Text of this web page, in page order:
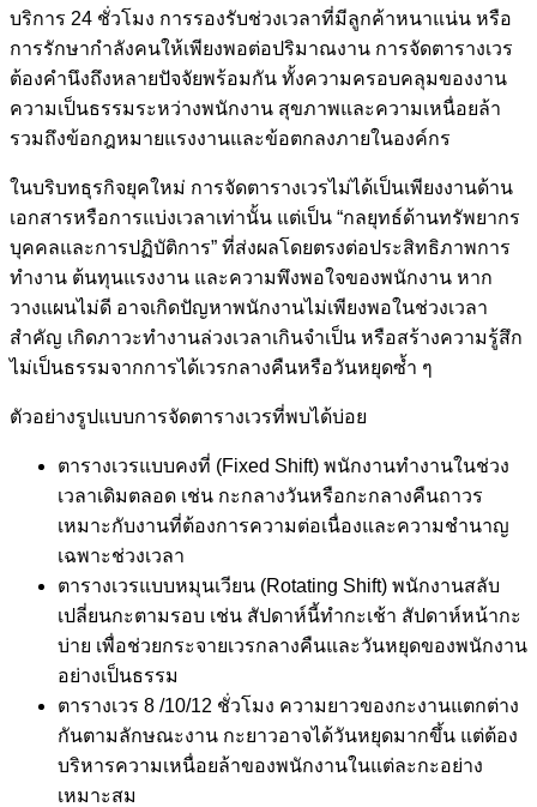
บริการ 24 ชั่วโมง การรองรับช่วงเวลาที่มีลูกค้าหนาแน่น หรือ
การรักษากำลังคนให้เพียงพอต่อปริมาณงาน การจัดตารางเวร
ต้องคำนึงถึงหลายปัจจัยพร้อมกัน ทั้งความครอบคลุมของงาน
ความเป็นธรรมระหว่างพนักงาน สุขภาพและความเหนื่อยล้า
รวมถึงข้อกฎหมายแรงงานและข้อตกลงภายในองค์กร
ในบริบทธุรกิจยุคใหม่ การจัดตารางเวรไม่ได้เป็นเพียงงานด้าน
เอกสารหรือการแบ่งเวลาเท่านั้น แต่เป็น “กลยุทธ์ด้านทรัพยากร
บุคคลและการปฏิบัติการ” ที่ส่งผลโดยตรงต่อประสิทธิภาพการ
ทำงาน ต้นทุนแรงงาน และความพึงพอใจของพนักงาน หาก
วางแผนไม่ดี อาจเกิดปัญหาพนักงานไม่เพียงพอในช่วงเวลา
สำคัญ เกิดภาวะทำงานล่วงเวลาเกินจำเป็น หรือสร้างความรู้สึก
ไม่เป็นธรรมจากการได้เวรกลางคืนหรือวันหยุดซ้ำ ๆ
ตัวอย่างรูปแบบการจัดตารางเวรที่พบได้บ่อย
ตารางเวรแบบคงที่ (Fixed Shift) พนักงานทำงานในช่วง
เวลาเดิมตลอด เช่น กะกลางวันหรือกะกลางคืนถาวร
เหมาะกับงานที่ต้องการความต่อเนื่องและความชำนาญ
เฉพาะช่วงเวลา
ตารางเวรแบบหมุนเวียน (Rotating Shift) พนักงานสลับ
เปลี่ยนกะตามรอบ เช่น สัปดาห์นี้ทำกะเช้า สัปดาห์หน้ากะ
บ่าย เพื่อช่วยกระจายเวรกลางคืนและวันหยุดของพนักงาน
อย่างเป็นธรรม
ตารางเวร 8 /10/12 ชั่วโมง ความยาวของกะงานแตกต่าง
กันตามลักษณะงาน กะยาวอาจได้วันหยุดมากขึ้น แต่ต้อง
บริหารความเหนื่อยล้าของพนักงานในแต่ละกะอย่าง
เหมาะสม